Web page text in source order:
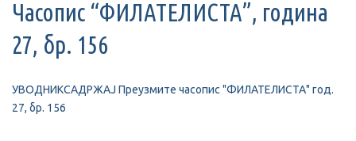
Часопис “ФИЛАТЕЛИСТА”, година
27, бр. 156
УВОДНИКСАДРЖАЈ Преузмите часопис "ФИЛАТЕЛИСТА" год.
27, бр. 156